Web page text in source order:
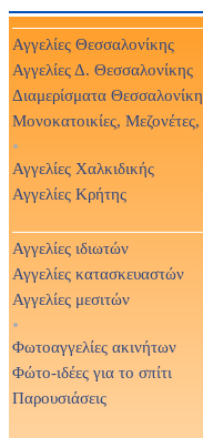
Αγγελίες Θεσσαλονίκης
Αγγελίες Δ. Θεσσαλονίκης
Διαμερίσματα Θεσσαλονίκη
•
Αγγελίες Χαλκιδικής
Αγγελίες Κρήτης
Αγγελίες ιδιωτών
Αγγελίες κατασκευαστών
Αγγελίες μεσιτών
•
Φωτοαγγελίες ακινήτων
Φώτο-ιδέες για το σπίτι
Παρουσιάσεις